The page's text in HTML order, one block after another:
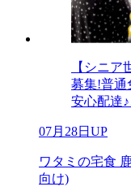
【シニ
募集!普
安心配達
07月28日UP
ワタミの宅食
向け)